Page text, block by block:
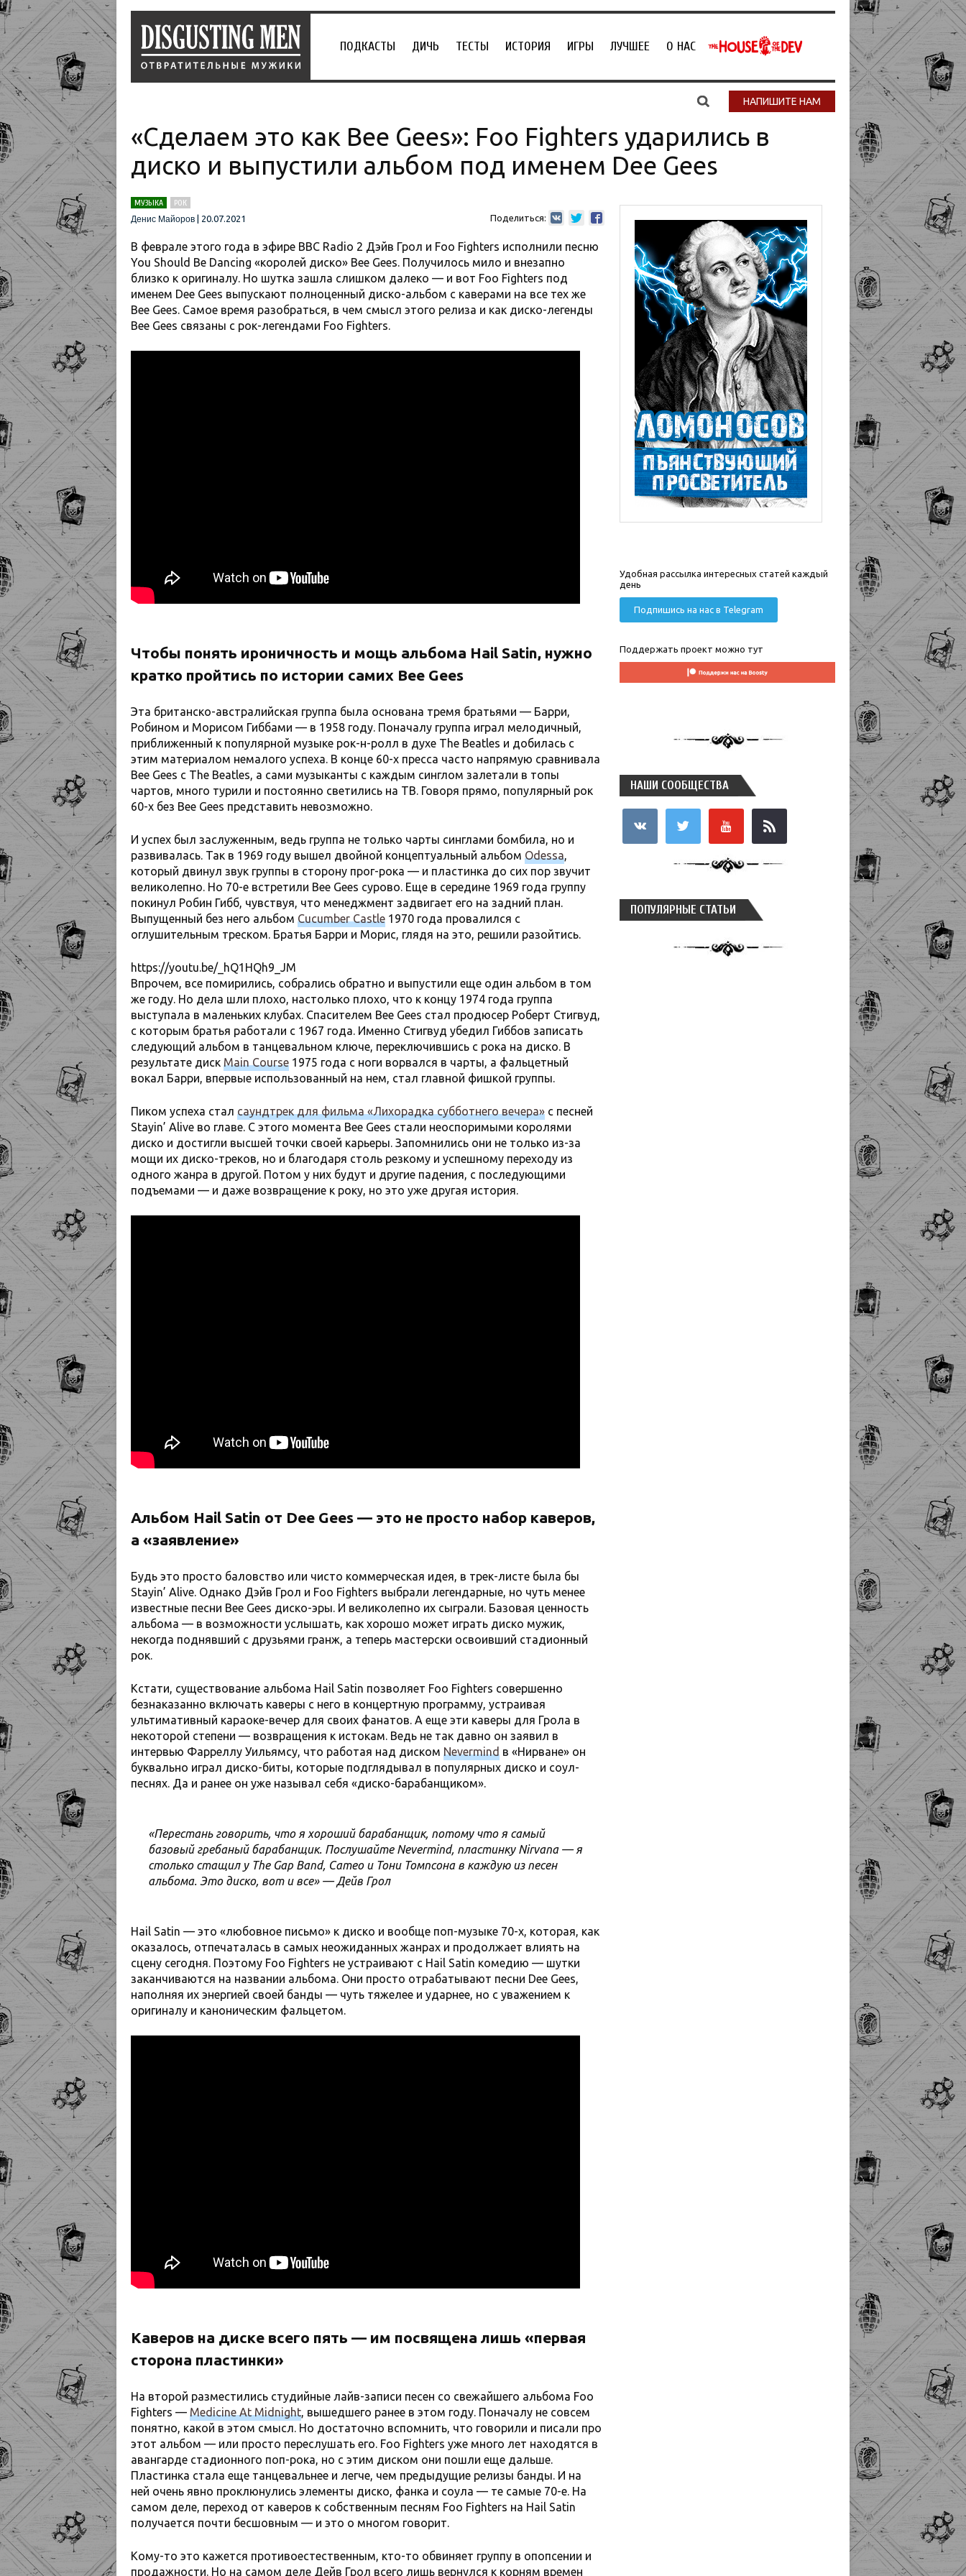
ПОДКАСТЫ ДИЧЬ ТЕСТЫ ИСТОРИЯ ИГРЫ ЛУЧШЕЕ О НАС
НАПИШИТЕ НАМ
«Сделаем это как Bee Gees»: Foo Fighters ударились в
диско и выпустили альбом под именем Dee Gees
МУЗЫКА
РОК
Денис Майоров
20.07.2021 Поделиться:
В феврале этого года в эфире BBC Radio 2 Дэйв Грол и Foo Fighters исполнили песню
You Should Be Dancing «королей диско» Bee Gees. Получилось мило и внезапно
близко к оригиналу. Но шутка зашла слишком далеко — и вот Foo Fighters под
именем Dee Gees выпускают полноценный диско-альбом с каверами на все тех же
Bee Gees. Самое время разобраться, в чем смысл этого релиза и как диско-легенды
Bee Gees связаны с рок-легендами Foo Fighters.
Чтобы понять ироничность и мощь альбома Hail Satin, нужно
кратко пройтись по истории самих Bee Gees
Эта британско-австралийская группа была основана тремя братьями — Барри,
Робином и Морисом Гиббами — в 1958 году. Поначалу группа играл мелодичный,
приближенный к популярной музыке рок-н-ролл в духе The Beatles и добилась с
этим материалом немалого успеха. В конце 60-х пресса часто напрямую сравнивала
Bee Gees с The Beatles, а сами музыканты с каждым синглом залетали в топы
чартов, много турили и постоянно светились на ТВ. Говоря прямо, популярный рок
60-х без Bee Gees представить невозможно.
И успех был заслуженным, ведь группа не только чарты синглами бомбила, но и
развивалась. Так в 1969 году вышел двойной концептуальный альбом Odessa,
который двинул звук группы в сторону прог-рока — и пластинка до сих пор звучит
великолепно. Но 70-е встретили Bee Gees сурово. Еще в середине 1969 года группу
покинул Робин Гибб, чувствуя, что менеджмент задвигает его на задний план.
Выпущенный без него альбом Cucumber Castle 1970 года провалился с
оглушительным треском. Братья Барри и Морис, глядя на это, решили разойтись.
https://youtu.be/_hQ1HQh9_JM
Впрочем, все помирились, собрались обратно и выпустили еще один альбом в том
же году. Но дела шли плохо, настолько плохо, что к концу 1974 года группа
выступала в маленьких клубах. Спасителем Bee Gees стал продюсер Роберт Стигвуд,
с которым братья работали с 1967 года. Именно Стигвуд убедил Гиббов записать
следующий альбом в танцевальном ключе, переключившись с рока на диско. В
результате диск Main Course 1975 года с ноги ворвался в чарты, а фальцетный
вокал Барри, впервые использованный на нем, стал главной фишкой группы.
Пиком успеха стал саундтрек для фильма «Лихорадка субботнего вечера» с песней
Stayin’ Alive во главе. С этого момента Bee Gees стали неоспоримыми королями
диско и достигли высшей точки своей карьеры. Запомнились они не только из-за
мощи их диско-треков, но и благодаря столь резкому и успешному переходу из
одного жанра в другой. Потом у них будут и другие падения, с последующими
подъемами — и даже возвращение к року, но это уже другая история.
Альбом Hail Satin от Dee Gees — это не просто набор каверов,
а «заявление»
Будь это просто баловство или чисто коммерческая идея, в трек-листе была бы
Stayin’ Alive. Однако Дэйв Грол и Foo Fighters выбрали легендарные, но чуть менее
известные песни Bee Gees диско-эры. И великолепно их сыграли. Базовая ценность
альбома — в возможности услышать, как хорошо может играть диско мужик,
некогда поднявший с друзьями гранж, а теперь мастерски освоивший стадионный
рок.
Кстати, существование альбома Hail Satin позволяет Foo Fighters совершенно
безнаказанно включать каверы с него в концертную программу, устраивая
ультимативный караоке-вечер для своих фанатов. А еще эти каверы для Грола в
некоторой степени — возвращения к истокам. Ведь не так давно он заявил в
интервью Фарреллу Уильямсу, что работая над диском Nevermind в «Нирване» он
буквально играл диско-биты, которые подглядывал в популярных диско и соул-
песнях. Да и ранее он уже называл себя «диско-барабанщиком».
«Перестань говорить, что я хороший барабанщик, потому что я самый
базовый гребаный барабанщик. Послушайте Nevermind, пластинку Nirvana — я
столько стащил у The Gap Band, Cameo и Тони Томпсона в каждую из песен
альбома. Это диско, вот и все» — Дейв Грол
Hail Satin — это «любовное письмо» к диско и вообще поп-музыке 70-х, которая, как
оказалось, отпечаталась в самых неожиданных жанрах и продолжает влиять на
сцену сегодня. Поэтому Foo Fighters не устраивают с Hail Satin комедию — шутки
заканчиваются на названии альбома. Они просто отрабатывают песни Dee Gees,
наполняя их энергией своей банды — чуть тяжелее и ударнее, но с уважением к
оригиналу и каноническим фальцетом.
Каверов на диске всего пять — им посвящена лишь «первая
сторона пластинки»
На второй разместились студийные лайв-записи песен со свежайшего альбома Foo
Fighters — Medicine At Midnight, вышедшего ранее в этом году. Поначалу не совсем
понятно, какой в этом смысл. Но достаточно вспомнить, что говорили и писали про
этот альбом — или просто переслушать его. Foo Fighters уже много лет находятся в
авангарде стадионного поп-рока, но с этим диском они пошли еще дальше.
Пластинка стала еще танцевальнее и легче, чем предыдущие релизы банды. И на
ней очень явно проклюнулись элементы диско, фанка и соула — те самые 70-е. На
самом деле, переход от каверов к собственным песням Foo Fighters на Hail Satin
получается почти бесшовным — и это о многом говорит.
Кому-то это кажется противоестественным, кто-то обвиняет группу в опопсении и
продажности. Но на самом деле Дейв Грол всего лишь вернулся к корням времен
Удобная рассылка интересных статей каждый
день
Подпишись на нас в Telegram
Поддержать проект можно тут
НАШИ СООБЩЕСТВА
ПОПУЛЯРНЫЕ СТАТЬИ